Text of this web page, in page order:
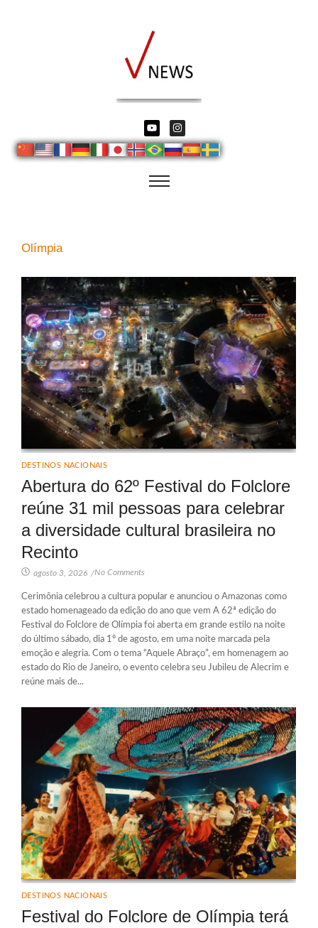
Olímpia
DESTINOS NACIONAIS
Abertura do 62º Festival do Folclore
reúne 31 mil pessoas para celebrar
a diversidade cultural brasileira no
Recinto
agosto 3, 2026 /No Comments
Cerimônia celebrou a cultura popular e anunciou o Amazonas como
estado homenageado da edição do ano que vem A 62ª edição do
Festival do Folclore de Olímpia foi aberta em grande estilo na noite
do último sábado, dia 1º de agosto, em uma noite marcada pela
emoção e alegria. Com o tema “Aquele Abraço”, em homenagem ao
estado do Rio de Janeiro, o evento celebra seu Jubileu de Alecrim e
reúne mais de...
DESTINOS NACIONAIS
Festival do Folclore de Olímpia terá